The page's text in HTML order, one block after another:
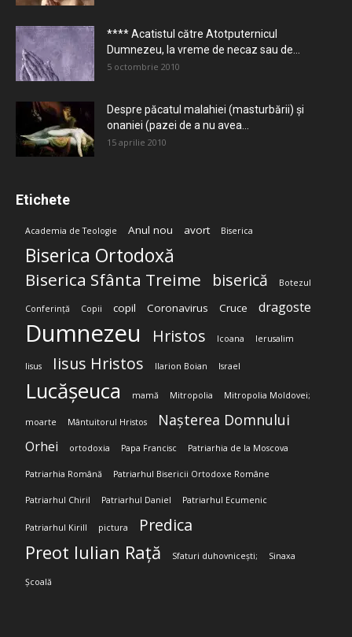
**** Acatistul către Atotputernicul
Dumnezeu, la vreme de necaz sau de...
5 octombrie 2010
Despre păcatul malahiei (masturbării) şi
onaniei (pazei de a nu avea...
15 aprilie 2010
Etichete
Academia de Teologie Anul nou avort Biserica
Biserica Ortodoxă
Biserica Sfânta Treime biserică Botezul
Conferință Copii copil Coronavirus Cruce dragoste
Dumnezeu Hristos Icoana Ierusalim
Iisus Iisus Hristos Ilarion Boian Israel
Lucășeuca mamă Mitropolia Mitropolia Moldovei;
moarte Mântuitorul Hristos Nașterea Domnului
Orhei ortodoxia Papa Francisc Patriarhia de la Moscova
Patriarhia Română Patriarhul Bisericii Ortodoxe Române
Patriarhul Chiril Patriarhul Daniel Patriarhul Ecumenic
Patriarhul Kirill pictura Predica
Preot Iulian Rață Sfaturi duhovnicești; Sinaxa
Școală